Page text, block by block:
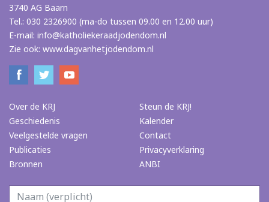
3740 AG Baarn
Tel.: 030 2326900 (ma-do tussen 09.00 en 12.00 uur)
E-mail: info@katholiekeraadjodendom.nl
Zie ook: www.dagvanhetjodendom.nl
Over de KRJ
Geschiedenis
Veelgestelde vragen
Publicaties
Bronnen
Steun de KRJ!
Kalender
Contact
Privacyverklaring
ANBI